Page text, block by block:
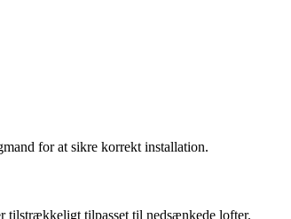
for at sikre korrekt installation.
tilstrækkeligt tilpasset til nedsænkede lofter.